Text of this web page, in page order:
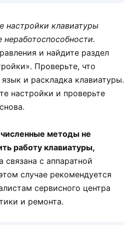
настройки клавиатуры
неработоспособности.
и найдите раздел
Проверьте, что
и раскладка клавиатуры.
настройки и проверьте
методы не
работу клавиатуры,
с аппаратной
случае рекомендуется
сервисного центра
и ремонта.